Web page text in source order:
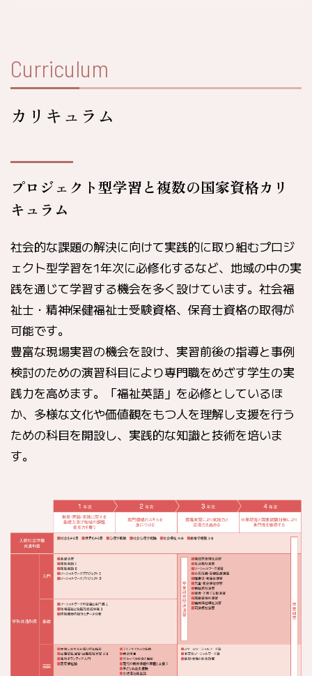
Curriculum
カリキュラム
プロジェクト型学習と複数の国家資格カリ
キュラム
社会的な課題の解決に向けて実践的に取り組むプロジ
ェクト型学習を1年次に必修化するなど、地域の中の実
践を通じて学習する機会を多く設けています。社会福
祉士・精神保健福祉士受験資格、保育士資格の取得が
可能です。
豊富な現場実習の機会を設け、実習前後の指導と事例
検討のための演習科目により専門職をめざす学生の実
践力を高めます。「福祉英語」を必修としているほ
か、多様な文化や価値観をもつ人を理解し支援を行う
ための科目を開設し、実践的な知識と技術を培いま
す。